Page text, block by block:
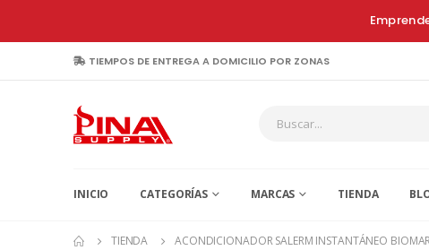
TIEMPOS DE ENTREGA A DOMICILIO POR ZONAS
INICIO CATEGORÍAS MARCAS TIENDA
TIENDA ACONDICIONADOR SALERM INSTANTÁNEO